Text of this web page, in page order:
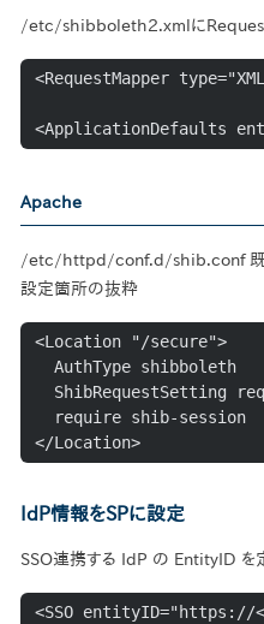
/etc/shibboleth2.xmlに
<RequestMapper
<ApplicationDefaults
Apache
/etc/httpd/conf.d/shib.conf 既に
設定箇所の抜粋
<Location "/secure">
</Location>
IdP情報をSPに設定
SSO連携する IdP の EntityID を
<SSO entityID="https://